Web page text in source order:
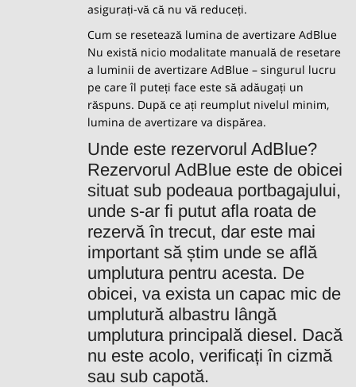
asigurați-vă că nu vă reduceți.
Cum se resetează lumina de avertizare AdBlue
Nu există nicio modalitate manuală de resetare
a luminii de avertizare AdBlue – singurul lucru
pe care îl puteți face este să adăugați un
răspuns. După ce ați reumplut nivelul minim,
lumina de avertizare va dispărea.
Unde este rezervorul AdBlue?
Rezervorul AdBlue este de obicei
situat sub podeaua portbagajului,
unde s-ar fi putut afla roata de
rezervă în trecut, dar este mai
important să știm unde se află
umplutura pentru acesta. De
obicei, va exista un capac mic de
umplutură albastru lângă
umplutura principală diesel. Dacă
nu este acolo, verificați în cizmă
sau sub capotă.